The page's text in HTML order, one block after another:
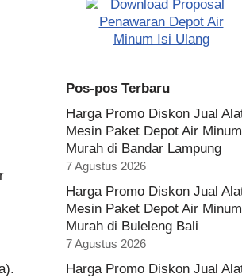
Pos-pos Terbaru
Harga Promo Diskon Jual
Mesin Paket Depot Air Minum
Murah di Bandar Lampung
7 Agustus 2026
Harga Promo Diskon Jual
Mesin Paket Depot Air Minum
Murah di Buleleng Bali
7 Agustus 2026
Harga Promo Diskon Jual